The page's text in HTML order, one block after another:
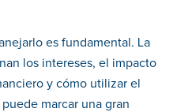
es fundamental. La
los intereses, el impacto
y cómo utilizar el
marcar una gran